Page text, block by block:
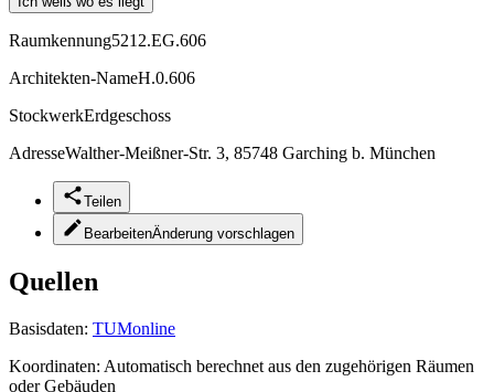
Raumkennung5212.EG.606
Architekten-NameH.0.606
StockwerkErdgeschoss
AdresseWalther-Meißner-Str. 3, 85748 Garching b. München
Teilen
BearbeitenÄnderung vorschlagen
Quellen
Basisdaten: TUMonline
Koordinaten: Automatisch berechnet aus den zugehörigen Räumen
oder Gebäuden